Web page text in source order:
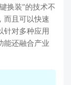
换装”的技术不
而且可以快速
针对多种应用
能还融合产业